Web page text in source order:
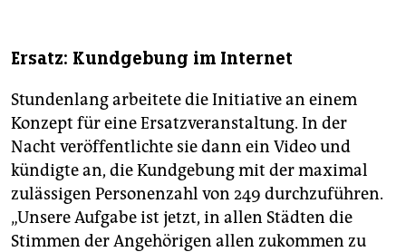
Ersatz: Kundgebung im Internet
Stundenlang arbeitete die Initiative an einem
Konzept für eine Ersatzveranstaltung. In der
Nacht veröffentlichte sie dann ein Video und
kündigte an, die Kundgebung mit der maximal
zulässigen Personenzahl von 249 durchzuführen.
„Unsere Aufgabe ist jetzt, in allen Städten die
Stimmen der Angehörigen allen zukommen zu